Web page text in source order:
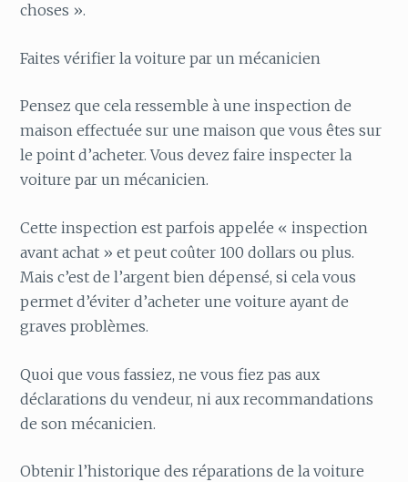
choses ».
Faites vérifier la voiture par un mécanicien
Pensez que cela ressemble à une inspection de
maison effectuée sur une maison que vous êtes sur
le point d’acheter. Vous devez faire inspecter la
voiture par un mécanicien.
Cette inspection est parfois appelée « inspection
avant achat » et peut coûter 100 dollars ou plus.
Mais c’est de l’argent bien dépensé, si cela vous
permet d’éviter d’acheter une voiture ayant de
graves problèmes.
Quoi que vous fassiez, ne vous fiez pas aux
déclarations du vendeur, ni aux recommandations
de son mécanicien.
Obtenir l’historique des réparations de la voiture